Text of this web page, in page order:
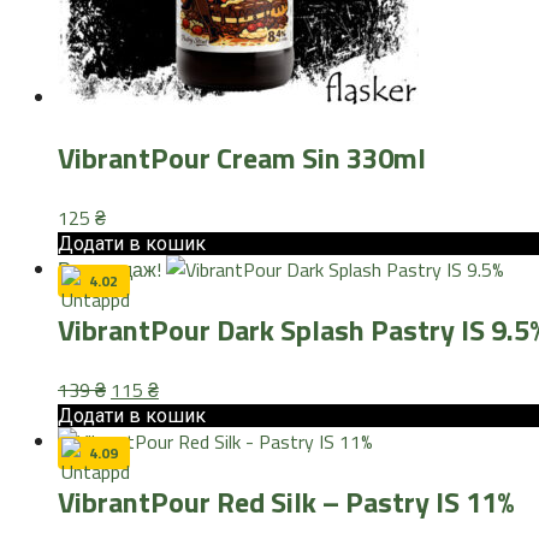
VibrantPour Cream Sin 330ml
125 ₴
Додати в кошик
Розпродаж!
4.02
VibrantPour Dark Splash Pastry IS
139₴ Оригінальна
ціна:
139 ₴.
115 ₴Поточна
ціна:
115 ₴.
Додати в кошик
4.09
VibrantPour Red Silk – Pastry IS 11%